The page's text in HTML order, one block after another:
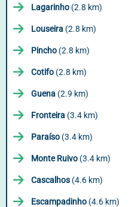
Lagarinho (2.8 km)
Louseira (2.8 km)
Pincho (2.8 km)
Cotifo (2.8 km)
Guena (2.9 km)
Fronteira (3.4 km)
Paraíso (3.4 km)
Monte Ruivo (3.4 km)
Cascalhos (4.6 km)
Escampadinho (4.6 km)